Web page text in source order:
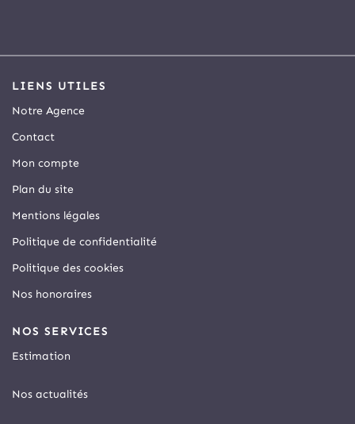
LIENS UTILES
Notre Agence
Contact
Mon compte
Plan du site
Mentions légales
Politique de confidentialité
Politique des cookies
Nos honoraires
NOS SERVICES
Estimation
Nos actualités